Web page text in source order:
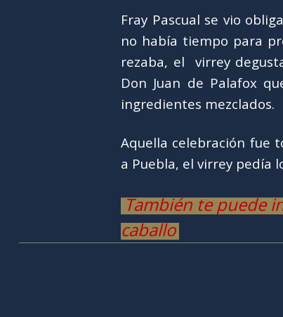
Fray Pascual se vio
no había tiempo para
rezaba, el virrey
Don Juan de Palafox
ingredientes mezclados.
Aquella celebración fue
a Puebla, el virrey pedía
También te puede
caballo